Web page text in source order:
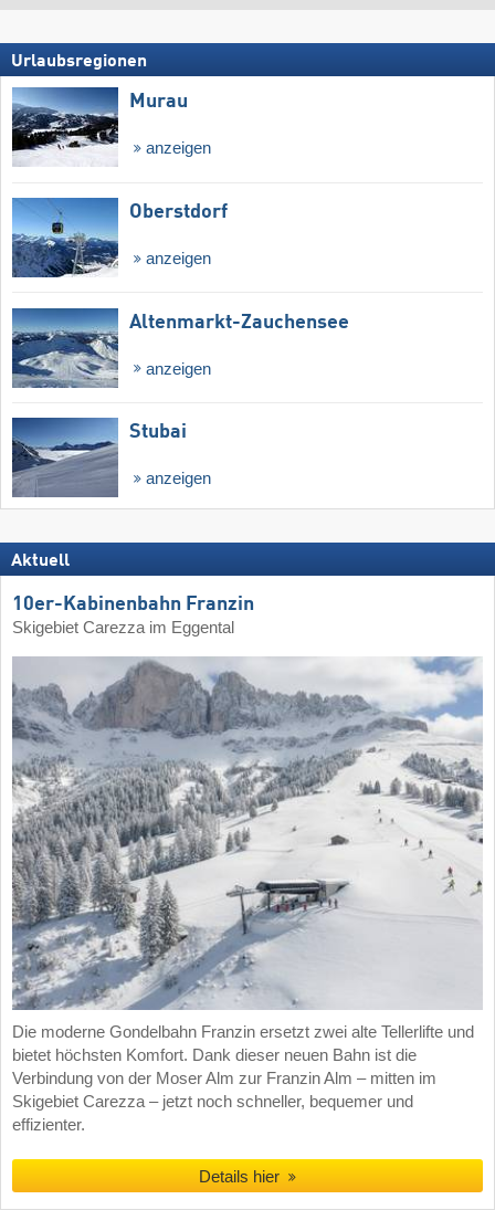
Urlaubsregionen
Murau
anzeigen
Oberstdorf
anzeigen
Altenmarkt-Zauchensee
anzeigen
Stubai
anzeigen
Aktuell
10er-Kabinenbahn Franzin
Skigebiet Carezza im Eggental
Die moderne Gondelbahn Franzin ersetzt zwei alte Tellerlifte und
bietet höchsten Komfort. Dank dieser neuen Bahn ist die
Verbindung von der Moser Alm zur Franzin Alm – mitten im
Skigebiet Carezza – jetzt noch schneller, bequemer und
effizienter.
Details hier